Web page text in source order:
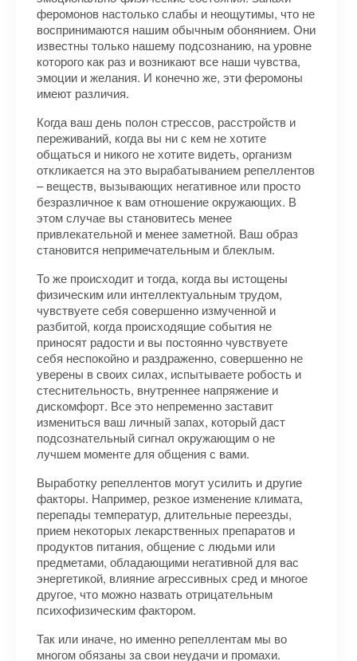
феромонов настолько слабы и неощутимы, что не
воспринимаются нашим обычным обонянием. Они
известны только нашему подсознанию, на уровне
которого как раз и возникают все наши чувства,
эмоции и желания. И конечно же, эти феромоны
имеют различия.
Когда ваш день полон стрессов, расстройств и
переживаний, когда вы ни с кем не хотите
общаться и ни­кого не хотите видеть, организм
откликается на это вырабатыванием репеллентов
– веществ, вызываю­щих негативное или просто
безразличное к вам отношение окружающих. В
этом случае вы становитесь ме­нее
привлекательной и менее заметной. Ваш образ
становится непримечательным и блеклым.
То же происходит и тогда, когда вы истощены
физическим или интеллектуальным трудом,
чувствуете себя совершенно измученной и
разбитой, когда происходящие события не
приносят радости и вы постоянно чувствуете
себя неспокойно и раздраженно, совершенно не
уверены в своих силах, испытываете робость и
стеснительность, внутреннее напряжение и
дискомфорт. Все это непременно заставит
измениться ваш личный запах, который даст
подсознательный сигнал окружающим о не
лучшем моменте для общения с вами.
Выработку репеллентов могут усилить и другие
факторы. Например, резкое изменение климата,
перепады температур, длительные переезды,
прием некоторых лекарственных препаратов и
продуктов питания, общение с людьми или
предметами, обладающими негативной для вас
энергетикой, влияние агрессивных сред и многое
другое, что можно назвать отрицательным
психофизическим фактором.
Так или иначе, но именно репеллентам мы во
многом обязаны за свои неудачи и промахи.